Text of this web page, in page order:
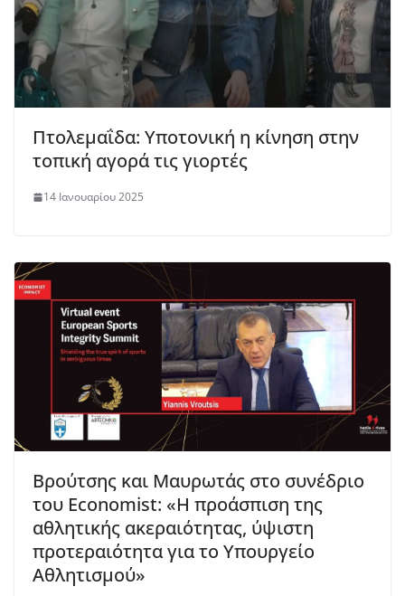
Πτολεμαΐδα: Υποτονική η κίνηση στην
τοπική αγορά τις γιορτές
14 Ιανουαρίου 2025
Βρούτσης και Μαυρωτάς στο συνέδριο
του Economist: «Η προάσπιση της
αθλητικής ακεραιότητας, ύψιστη
προτεραιότητα για το Υπουργείο
Αθλητισμού»